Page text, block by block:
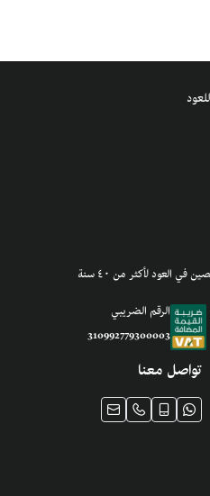
العود لأكثر من ٤٠ سنة
الرقم الضريبي
310992779300003
تواصل معنا